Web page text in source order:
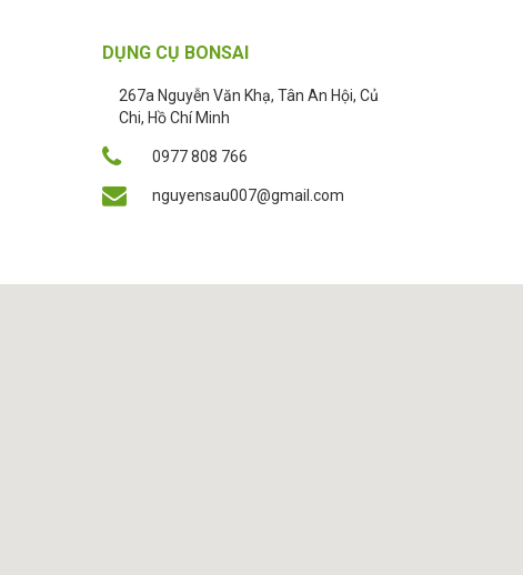
DỤNG CỤ BONSAI
267a Nguyễn Văn Khạ, Tân An Hội, Củ
Chi, Hồ Chí Minh
0977 808 766
nguyensau007@gmail.com